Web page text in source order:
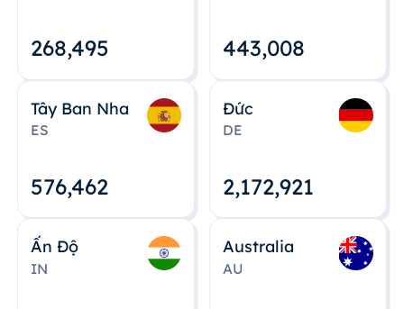
268,495 443,008
Tây Ban Nha
ES
576,463
Đức
DE
2,172,922
Ấn Độ
IN
Australia
AU